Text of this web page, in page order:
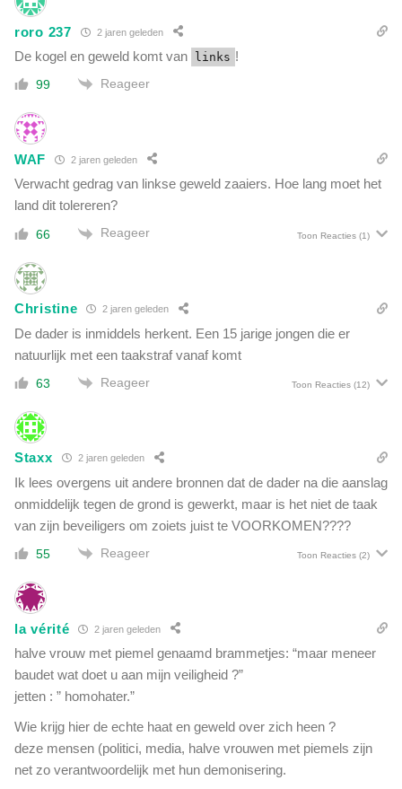
roro 237 2 jaren geleden
De kogel en geweld komt van links !
99 Reageer
WAF 2 jaren geleden
Verwacht gedrag van linkse geweld zaaiers. Hoe lang moet het
land dit tolereren?
66 Reageer Toon Reacties (1)
Christine 2 jaren geleden
De dader is inmiddels herkent. Een 15 jarige jongen die er
natuurlijk met een taakstraf vanaf komt
63 Reageer Toon Reacties (12)
Staxx 2 jaren geleden
Ik lees overgens uit andere bronnen dat de dader na die aanslag
onmiddelijk tegen de grond is gewerkt, maar is het niet de taak
van zijn beveiligers om zoiets juist te VOORKOMEN????
55 Reageer Toon Reacties (2)
la vérité 2 jaren geleden
halve vrouw met piemel genaamd brammetjes: “maar meneer
baudet wat doet u aan mijn veiligheid ?”
jetten : ” homohater.”
Wie krijg hier de echte haat en geweld over zich heen ?
deze mensen (politici, media, halve vrouwen met piemels zijn
net zo verantwoordelijk met hun demonisering.